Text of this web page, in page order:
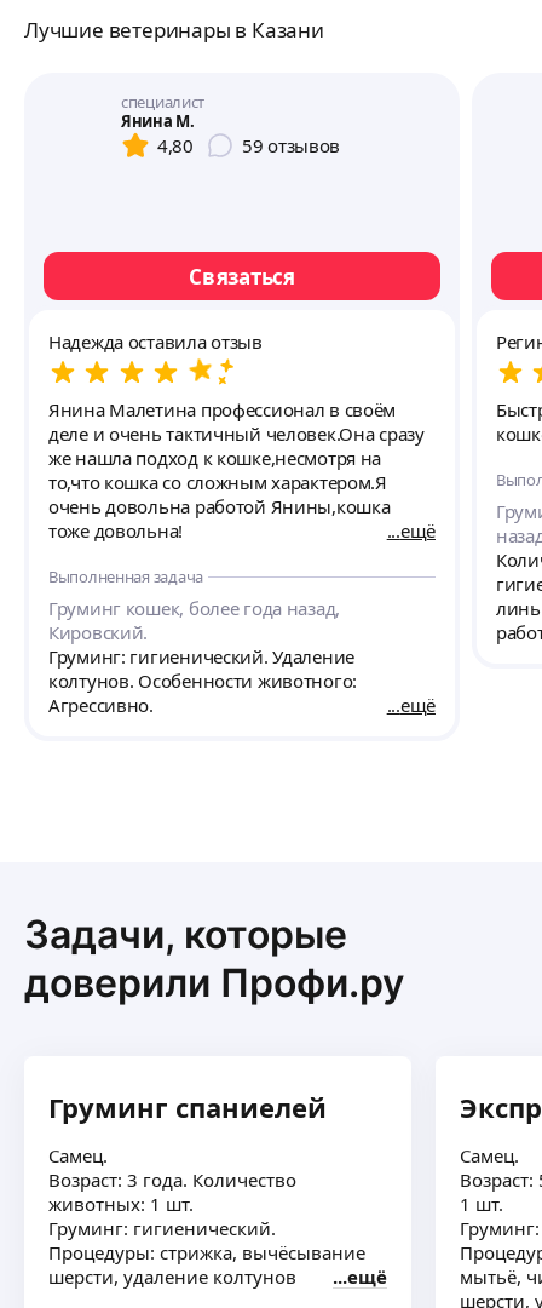
Лучшие ветеринары в Казани
специалист
Янина М.
4,80 59 отзывов
Связаться
Надежда оставила отзыв
Янина Малетина профессионал в своём
деле и очень тактичный человек.Она сразу
же нашла подход к кошке,несмотря на
то,что кошка со сложным характером.Я
очень довольна работой Янины,кошка
тоже довольна!
ещё
Выполненная задача
Груминг кошек, более года назад,
Кировский.
Груминг: гигиенический. Удаление
колтунов. Особенности животного:
Агрессивно.
ещё
Быстро,
Задачи, которые
доверили Профи.ру
Груминг спаниелей
Самец.
Возраст: 3 года. Количество
животных: 1 шт.
Груминг: гигиенический.
Процедуры: стрижка, вычёсывание
шерсти, удаление колтунов
ещё
Самец.
1 шт.
мытьё,
шерсти,